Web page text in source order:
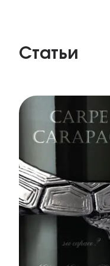
Статьи